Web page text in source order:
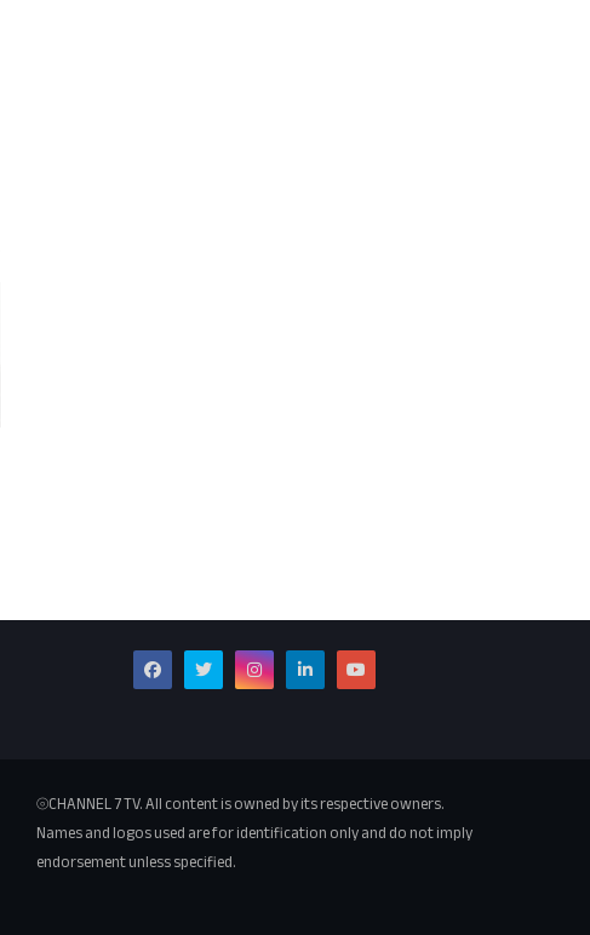
⦾CHANNEL 7 TV. All content is owned by its respective owners.
Names and logos used are for identification only and do not imply
endorsement unless specified.